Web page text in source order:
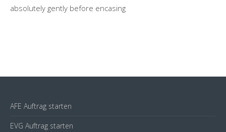
absolutely gently before encasing
AFE Auftrag starten
EVG Auftrag starten